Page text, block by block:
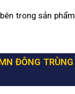
trong sản phẩm
ĐÔNG TRÙNG